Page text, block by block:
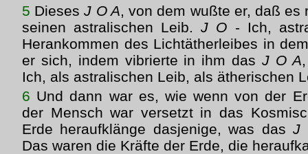
5 DiesesJ O A, von dem wußte er, daß es
seinen astralischen Leib.J O - Ich,
Herankommen des Lichtätherleibes in
er sich, indem vibrierte in ihm das J O A
Ich, als astralischen Leib, als ätherischen
6 Und dann war es, wie wenn von der
der Mensch war versetzt in das
Erde heraufklänge dasjenige, was dasJ
Das waren die Kräfte der Erde, die